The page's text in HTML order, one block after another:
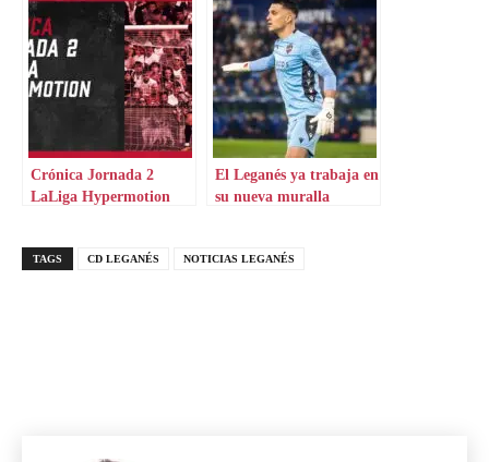
Palmas
Crónica Jornada 2
LaLiga Hypermotion
El Leganés ya trabaja en
su nueva muralla
TAGS CD LEGANÉS NOTICIAS LEGANÉS